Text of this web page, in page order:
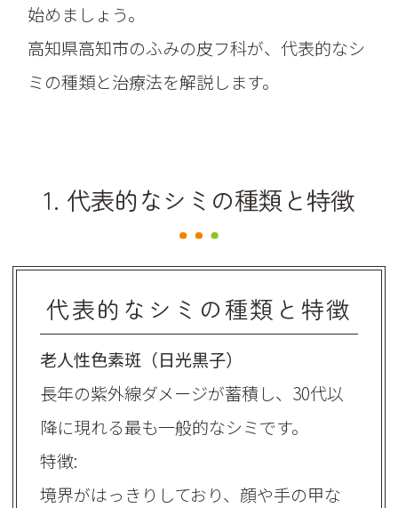
始めましょう。
高知県高知市のふみの皮フ科が、代表的なシ
ミの種類と治療法を解説します。
1. 代表的なシミの種類と特徴
代表的なシミの種類と特徴
老人性色素斑（日光黒子）
長年の紫外線ダメージが蓄積し、30代以
降に現れる最も一般的なシミです。
特徴:
境界がはっきりしており、顔や手の甲な